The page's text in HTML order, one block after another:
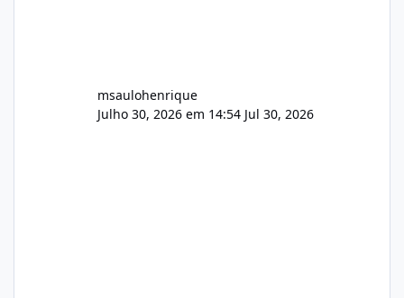
msaulohenrique
Julho 30, 2026 em 14:54 Jul 30, 2026